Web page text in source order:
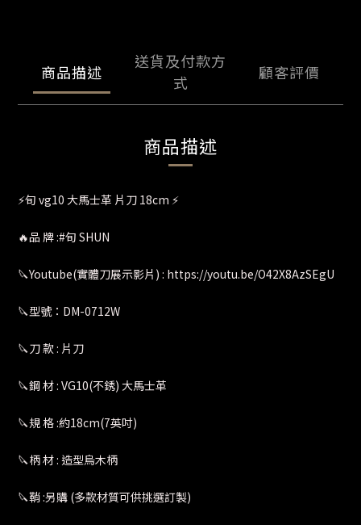
商品描述
送貨及付款方
式
顧客評價
商品描述
⚡旬 vg10 大馬士革 片刀 18cm ⚡
🔥品 牌 :#旬 SHUN
🔪Youtube(實體刀展示影片) : https://youtu.be/O42X8AzSEgU
🔪型號：DM-0712W
🔪刀 款 : 片刀
🔪鋼 材 : VG10(不銹) 大馬士革
🔪規 格 :約18cm(7英吋)
🔪柄 材 : 造型烏木柄
🔪鞘 :另購 (多款材質可供挑選訂製)